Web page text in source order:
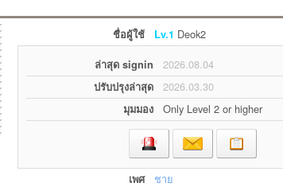
ชื่อผู้ใช้ Lv.1 Deok2
ล่าสุด signin 2026.08.04
ปรับปรุงล่าสุด 2026.03.30
มุมมอง Only Level 2 or higher
เพศ ชาย